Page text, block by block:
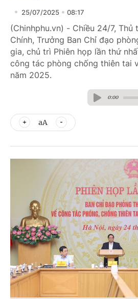
25/07/2025 08:17
(Chinhphu.vn) - Chiều 24/7, Thủ
Chính, Trưởng Ban Chỉ đạo
gia, chủ trì Phiên họp lần thứ
công tác phòng chống thiên tai
năm 2025.
0:00
aA